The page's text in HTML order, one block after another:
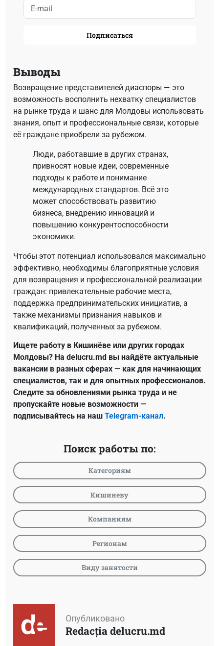
Подписаться
Выводы
Возвращение представителей диаспоры — это
возможность восполнить нехватку специалистов
на рынке труда и шанс для Молдовы использовать
знания, опыт и профессиональные связи, которые
её граждане приобрели за рубежом.
Люди, работавшие в других странах,
привносят новые идеи, современные
подходы к работе и понимание
международных стандартов. Всё это
может способствовать развитию
бизнеса, внедрению инноваций и
повышению конкурентоспособности
экономики.
Чтобы этот потенциал использовался максимально
эффективно, необходимы благоприятные условия
для возвращения и профессиональной реализации
граждан: привлекательные рабочие места,
поддержка предпринимательских инициатив, а
также механизмы признания навыков и
квалификаций, полученных за рубежом.
Ищете работу в Кишинёве или других городах
Молдовы? На delucru.md вы найдёте актуальные
вакансии в разных сферах — как для начинающих
специалистов, так и для опытных профессионалов.
Следите за обновлениями рынка труда и не
пропускайте новые возможности —
подписывайтесь на наш Telegram-канал.
Поиск работы по:
Категориям
Кишиневу
Компаниям
Регионам
Виду занятости
Опубликовано
Redacția delucru.md